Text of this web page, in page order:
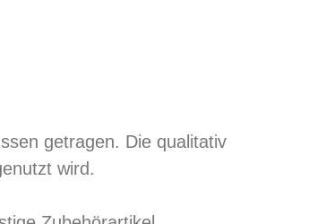
getragen. Die qualitativ
wird.